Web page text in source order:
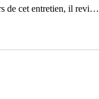
de cet entretien, il revient
ainsi que les défis